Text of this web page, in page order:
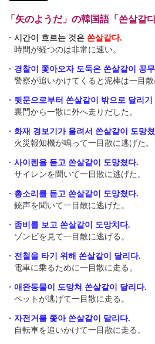
「矢のようだ」の韓国語「쏜살같
・ 시간이 흐르는 것은 쏜살같다.
時間が経つのは非常に速い。
・ 경찰이 쫓아오자 도둑은 쏜살같이 꽁
警察が追いかけてくると泥棒は一目散
・ 뒷문으로부터 쏜살같이 밖으로 달리기
裏門から一散に外へ走りだした。
・ 화재 경보기가 울려서 쏜살같이 도망
火災報知機が鳴って一目散に逃げた。
・ 사이렌을 듣고 쏜살같이 도망쳤다.
サイレンを聞いて一目散に逃げた。
・ 총소리를 듣고 쏜살같이 도망쳤다.
銃声を聞いて一目散に逃げた。
・ 좀비를 보고 쏜살같이 도망치다.
ゾンビを見て一目散に逃げる。
・ 전철을 타기 위해 쏜살같이 달리다.
電車に乗るために一目散に走る。
・ 애완동물이 도망쳐 쏜살같이 달리다.
ペットが逃げて一目散に走る。
・ 자전거를 쫓아 쏜살같이 달리다.
自転車を追いかけて一目散に走る。